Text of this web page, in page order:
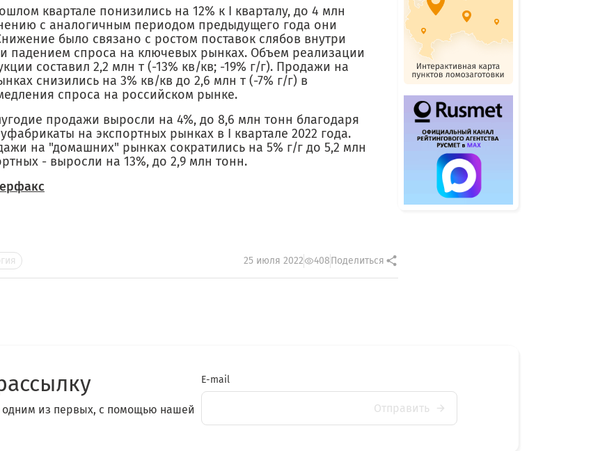
квартале понизились на 12% к I кварталу, до 4 млн
с аналогичным периодом предыдущего года они
было связано с ростом поставок слябов внутри
падением спроса на ключевых рынках. Объем реализации
составил 2,2 млн т (-13% кв/кв; -19% г/г). Продажи на
снизились на 3% кв/кв до 2,6 млн т (-7% г/г) в
спроса на российском рынке.
продажи выросли на 4%, до 8,6 млн тонн благодаря
на экспортных рынках в I квартале 2022 года.
на "домашних" рынках сократились на 5% г/г до 5,2 млн
- выросли на 13%, до 2,9 млн тонн.
25 июля 2022 408Поделиться
из первых, с помощью нашей
E-mail
Отправить